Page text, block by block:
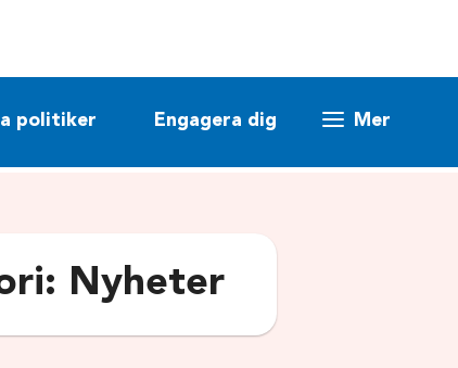
politiker Engagera dig Mer
Nyheter